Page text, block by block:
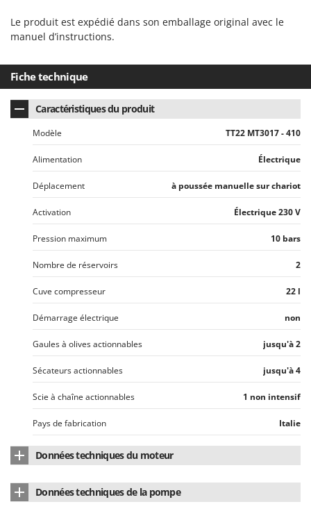
Mille
Minox
Mockmill
More than chef
MOSA
MOVA
Mowox
MTD
New O.M.R.A.
Nilfisk
Ninja
Novatec
Novital
NuAir
NuovaFac
Officine Savioli
Oliviero
OMA
Omas
Ooni
Le produit est expédié dans son emballage original avec le
manuel d’instructions.
Fiche technique
Caractéristiques du produit
Modèle TT22 MT3017 - 410
Alimentation Électrique
Déplacement à poussée manuelle sur chariot
Activation Électrique 230 V
Pression maximum 10 bars
Nombre de réservoirs 2
Cuve compresseur 22 l
Démarrage électrique non
Gaules à olives actionnables jusqu'à 2
Sécateurs actionnables jusqu'à 4
Scie à chaîne actionnables 1 non intensif
Pays de fabrication Italie
Données techniques du moteur
Type de moteur Électrique à induction
Données techniques de la pompe